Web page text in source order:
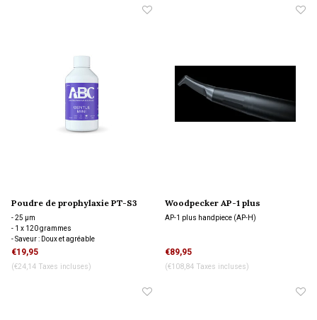
Poudre de prophylaxie PT-S3
SUB / Gentle Mini 120 gram
- 25 µm
- 1 x 120 grammes
- Saveur : Doux et agréable
- Subgingival
€19,95
(€24,14 Taxes incluses)
Woodpecker AP-1 plus
handpiece (AP-H)
AP-1 plus handpiece (AP-H)
€89,95
(€108,84 Taxes incluses)